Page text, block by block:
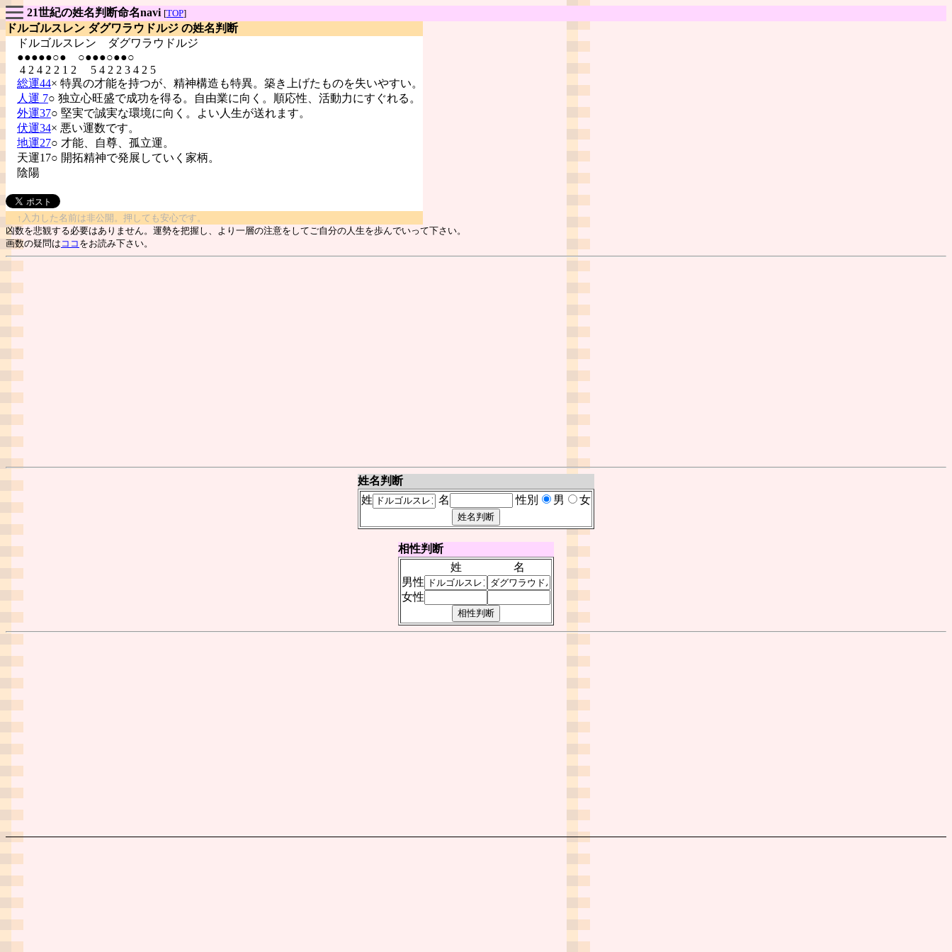
21世紀の姓名判断命名navi [TOP]
ドルゴルスレン ダグワラウドルジ の姓名判断
ドルゴルスレン
ダグワラウドルジ
●●●●●○● ○●●●○●●○
4 2 4 2 2 1 2 5 4 2 2 3 4 2 5
総運44× 特異の才能を持つが、精神構造も特異。築き上げたものを失いやすい。
人運 7○ 独立心旺盛で成功を得る。自由業に向く。順応性、活動力にすぐれる。
外運37○ 堅実で誠実な環境に向く。よい人生が送れます。
伏運34× 悪い運数です。
地運27○ 才能、自尊、孤立運。
天運17○ 開拓精神で発展していく家柄。
陰陽
↑入力した名前は非公開。押しても安心です。
凶数を悲観する必要はありません。運勢を把握し、より一層の注意をしてご自分の人生を歩んでいって下さい。
画数の疑問は ココ をお読み下さい。
姓名判断
姓
名 性別 男 女
相性判断
姓
名
男性
女性